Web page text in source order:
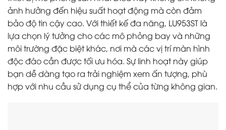
ảnh hưởng đến hiệu suất hoạt động mà còn đảm
bảo độ tin cậy cao. Với thiết kế đa năng, LU953ST là
lựa chọn lý tưởng cho các mô phỏng bay và những
môi trường đặc biệt khác, nơi mà các vị trí màn hình
độc đáo cần được tối ưu hóa. Sự linh hoạt này giúp
bạn dễ dàng tạo ra trải nghiệm xem ấn tượng, phù
hợp với nhu cầu sử dụng cụ thể của từng không gian.